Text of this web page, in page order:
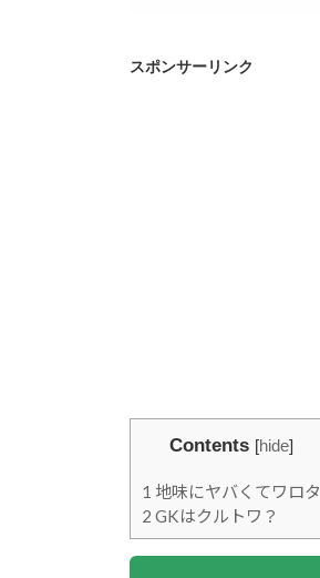
スポンサーリンク
Contents [hide]
1 地味にヤバくてワロタ
2 GKはクルトワ？